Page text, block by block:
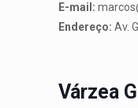
E-mail:
Endereço: Av.
Várzea